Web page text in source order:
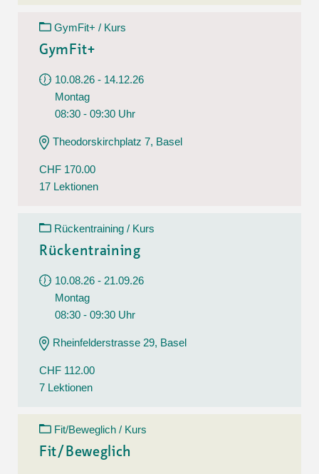
GymFit+ / Kurs
GymFit+
10.08.26 - 14.12.26
Montag
08:30 - 09:30 Uhr
Theodorskirchplatz 7, Basel
CHF 170.00
17 Lektionen
Rückentraining / Kurs
Rückentraining
10.08.26 - 21.09.26
Montag
08:30 - 09:30 Uhr
Rheinfelderstrasse 29, Basel
CHF 112.00
7 Lektionen
Fit/Beweglich / Kurs
Fit/Beweglich